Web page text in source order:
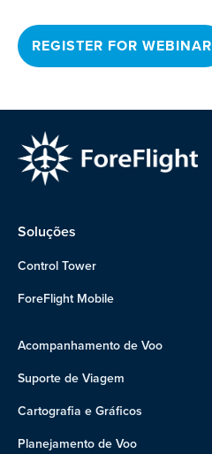
REGISTER FOR WEBINAR
Soluções
Control Tower
ForeFlight Mobile
Acompanhamento de Voo
Suporte de Viagem
Cartografia e Gráficos
Planejamento de Voo